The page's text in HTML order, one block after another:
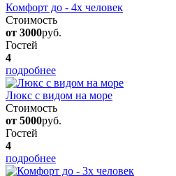
Комфорт до - 4х человек
Стоимость
от 3000руб.
Гостей
4
подробнее
Люкс с видом на море
Стоимость
от 5000руб.
Гостей
4
подробнее